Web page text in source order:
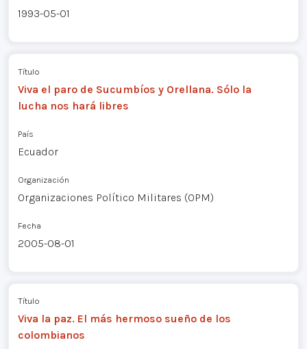
1993-05-01
Título
Viva el paro de Sucumbíos y Orellana. Sólo la
lucha nos hará libres
País
Ecuador
Organización
Organizaciones Político Militares (OPM)
Fecha
2005-08-01
Título
Viva la paz. El más hermoso sueño de los
colombianos